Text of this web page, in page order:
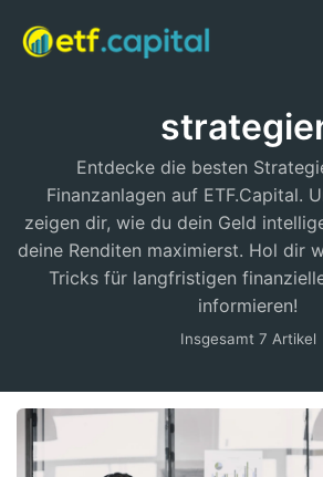
Entdecke die besten
Finanzanlagen auf ETF.Capital.
zeigen dir, wie du dein Geld
deine Renditen maximierst. Hol dir
Tricks für langfristigen
informieren!
Insgesamt 7 Artikel